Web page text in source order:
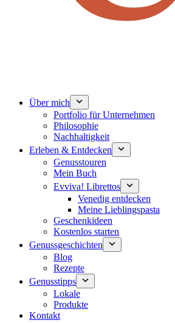
Über mich
Portfolio für Unternehmen
Philosophie
Nachhaltigkeit
Erleben & Entdecken
Genusstouren
Mein Buch
Evviva! Librettos
Venedig entdecken
Meine Lieblingspasta
Geschenkideen
Kostenlos starten
Genussgeschichten
Blog
Rezepte
Genusstipps
Lokale
Produkte
Kontakt